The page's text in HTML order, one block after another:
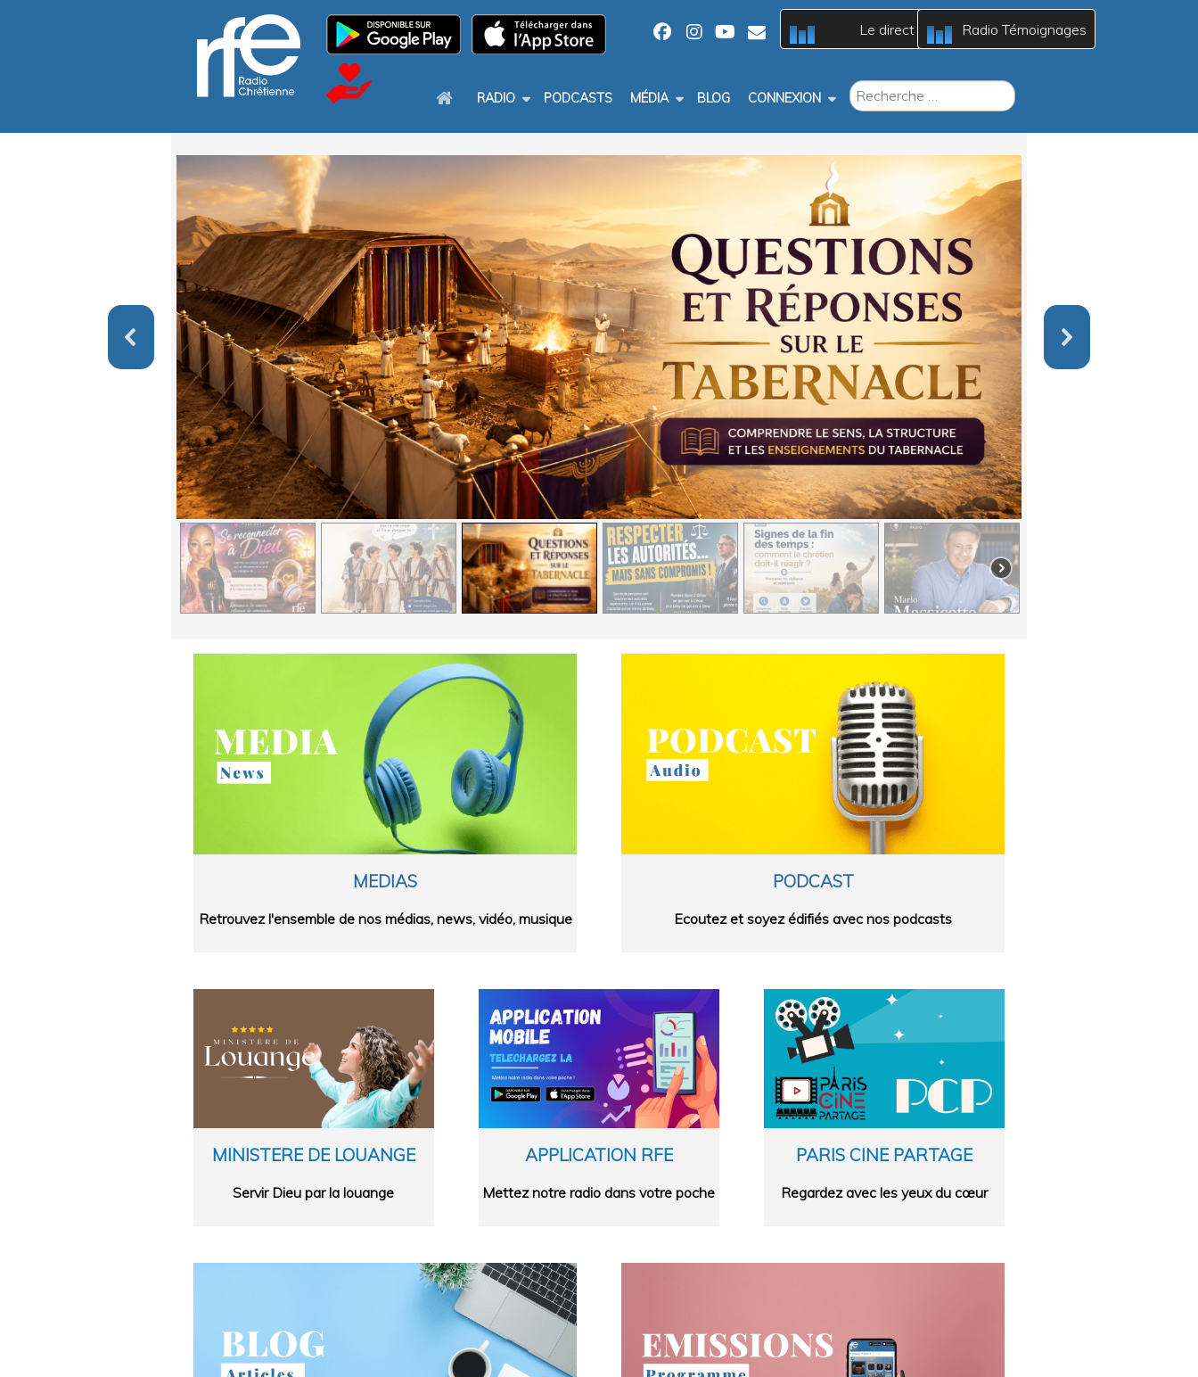
ABc Le direct ABc Radio Témoignages
RADIO PODCASTS MÉDIA BLOG CONNEXION
RECHERCHER
MEDIAS
Retrouvez l'ensemble de nos médias, news, vidéo, musique
PODCAST
Ecoutez et soyez édifiés avec nos podcasts
MINISTERE DE LOUANGE
Servir Dieu par la louange
APPLICATION RFE
Mettez notre radio dans votre poche
PARIS CINE PARTAGE
Regardez avec les yeux du cœur